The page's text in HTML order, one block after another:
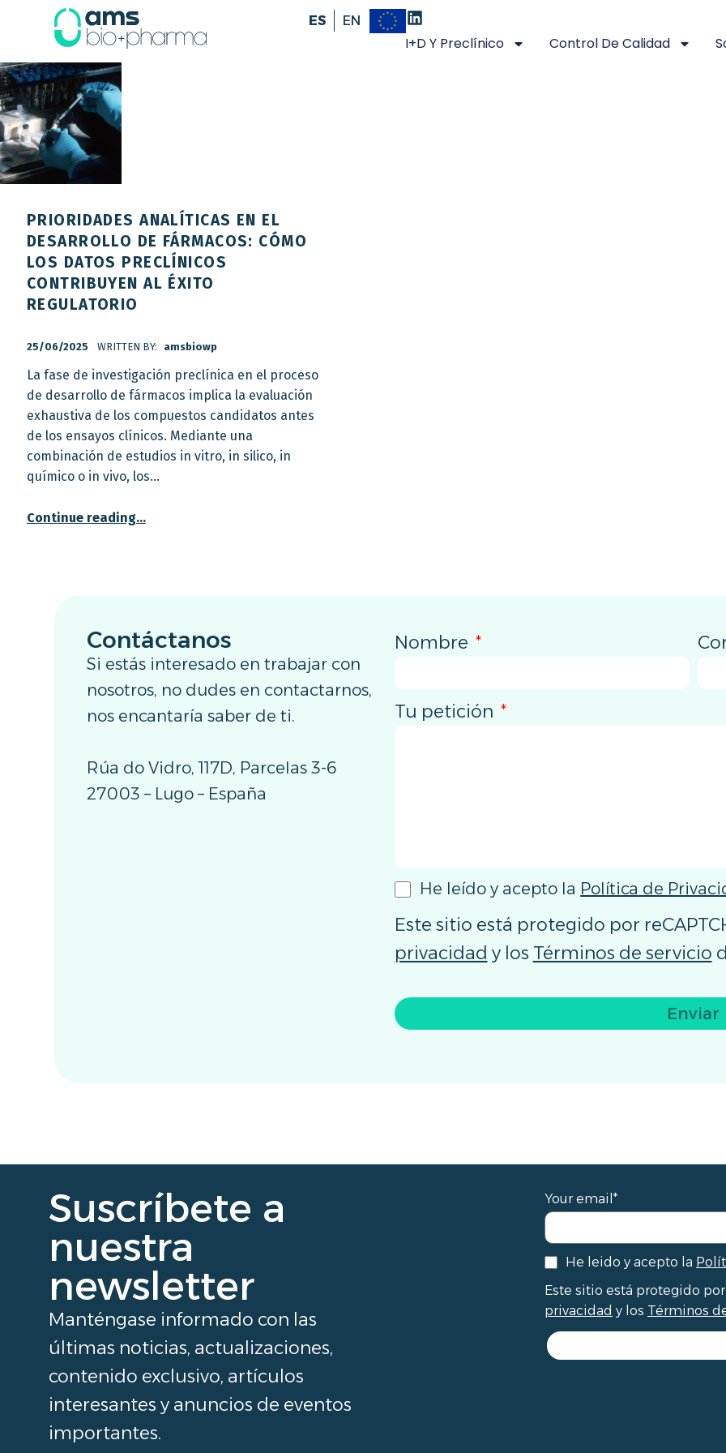
ES EN
I+D Y Preclínico Control De Calidad
PRIORIDADES ANALÍTICAS EN EL
DESARROLLO DE FÁRMACOS: CÓMO
LOS DATOS PRECLÍNICOS
CONTRIBUYEN AL ÉXITO
REGULATORIO
25/06/2025 WRITTEN BY: amsbiowp
La fase de investigación preclínica en el proceso
de desarrollo de fármacos implica la evaluación
exhaustiva de los compuestos candidatos antes
de los ensayos clínicos. Mediante una
combinación de estudios in vitro, in silico, in
químico o in vivo, los…
Continue reading…
Contáctanos
Si estás interesado en trabajar con
nosotros, no dudes en contactarnos,
nos encantaría saber de ti.
Rúa do Vidro, 117D, Parcelas 3-6
27003 – Lugo – España
Nombre
Tu petición
He leído y acepto la Política de
Este sitio está protegido por
privacidad y los Términos de servicio
Enviar
Suscríbete a
nuestra
newsletter
Manténgase informado con las
últimas noticias, actualizaciones,
contenido exclusivo, artículos
interesantes y anuncios de eventos
importantes.
Your email*
He leido y acepto la
Este sitio está protegido
privacidad y los Términos